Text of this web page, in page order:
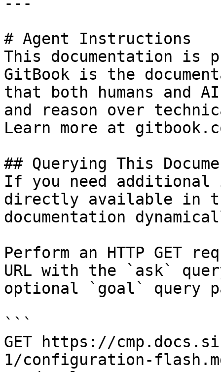
# Agent Instructions
This documentation is
GitBook is the
that both humans and
and reason over
Learn more at
## Querying This
If you need
directly available in
documentation
Perform an HTTP GET
URL with the `ask`
optional `goal` query
```
GET https://
1/configuration-